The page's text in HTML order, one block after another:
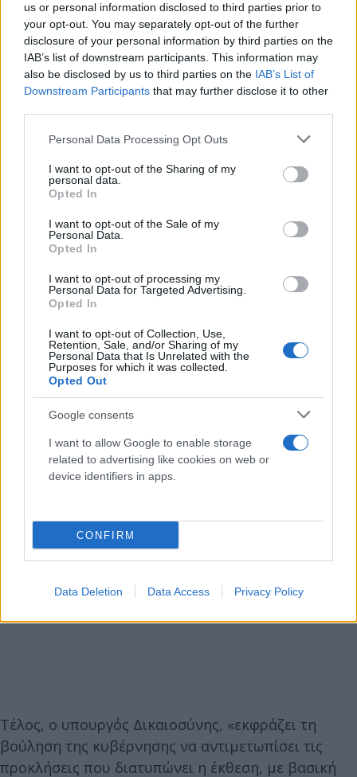
us or personal information disclosed to third parties prior to
your opt-out. You may separately opt-out of the further
disclosure of your personal information by third parties on the
IAB’s list of downstream participants. This information may
also be disclosed by us to third parties on the IAB’s List of
Downstream Participants that may further disclose it to other
Please note that this website/app uses one or more Google
not limited to your visit or usage behaviour. You may click to
grant or deny consent to Google and its third-party tags to
use your data for below specified purposes in below Google
consent section.
Personal Data Processing Opt Outs
I want to opt-out of the Sharing of my
personal data.
Opted In
I want to opt-out of the Sale of my
Personal Data.
Opted In
I want to opt-out of processing my
Personal Data for Targeted Advertising.
Opted In
I want to opt-out of Collection, Use,
Retention, Sale, and/or Sharing of my
Personal Data that Is Unrelated with the
Purposes for which it was collected.
Opted Out
Google consents
I want to allow Google to enable storage
related to advertising like cookies on web or
device identifiers in apps.
CONFIRM
Data Deletion Data Access Privacy Policy
Επίσης, η έκθεση επισημαίνει τη βελτίωση της
νομοθεσίας για την ενίσχυση της διαφάνειας για το
ιδιοκτησιακό καθεστώς των μέσων ενημέρωσης, τη
σύσταση ειδικής ομάδας εργασίας για την ασφάλεια
των δημοσιογράφων και τέλος τον ενεργό ρόλο του
κοινοβουλίου και των ανεξάρτητων Αρχών στη
λογισμικού παρακολούθησης».
Τέλος, ο υπουργός Δικαιοσύνης, «εκφράζει τη
βούληση της κυβέρνησης να αντιμετωπίσει τις
προκλήσεις που διατυπώνει η έκθεση, με βασική